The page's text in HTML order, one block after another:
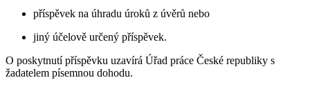
příspěvek na úhradu úroků z úvěrů nebo
jiný účelově určený příspěvek.
O poskytnutí příspěvku uzavírá Úřad práce České republiky s
žadatelem písemnou dohodu.